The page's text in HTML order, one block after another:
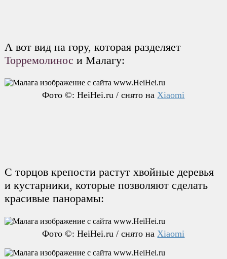
А вот вид на гору, которая разделяет
Торремолинос и Малагу:
Фото ©: HeiHei.ru / снято наXiaomi
С торцов крепости растут хвойные деревья
и кустарники, которые позволяют сделать
красивые панорамы:
Фото ©: HeiHei.ru / снято на Xiaomi